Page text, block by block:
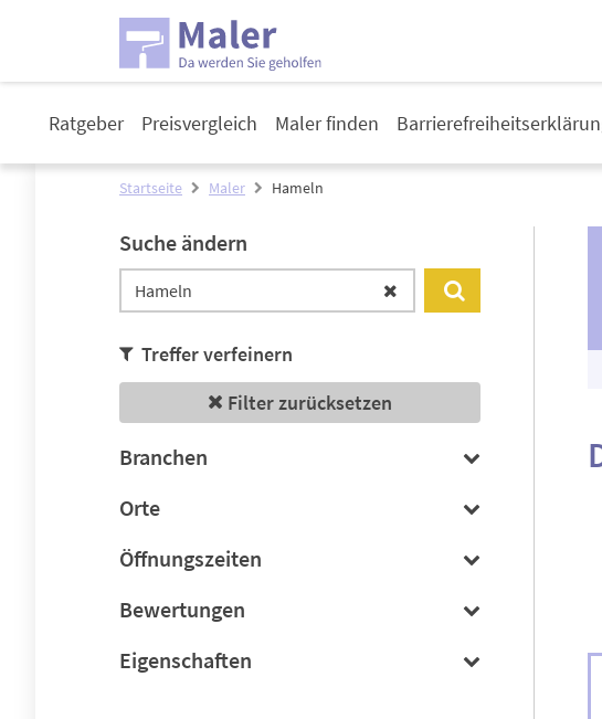
Ratgeber Preisvergleich Maler finden
Startseite Maler Hameln
Suche ändern
Treffer verfeinern
Filter zurücksetzen
Branchen
Orte
Öffnungszeiten
Bewertungen
Eigenschaften